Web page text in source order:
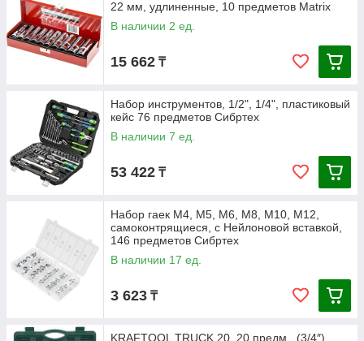
22 мм, удлиненные, 10 предметов Matrix
В наличии 2 ед.
15 662 ₸
Набор инструментов, 1/2", 1/4", пластиковый
кейс 76 предметов Сибртех
В наличии 7 ед.
53 422 ₸
Набор гаек М4, М5, М6, М8, М10, М12,
самоконтрящиеся, с Нейлоновой вставкой,
146 предметов Сибртех
В наличии 17 ед.
3 623 ₸
KRAFTOOL TRUCK 20, 20 предм., (3/4″),